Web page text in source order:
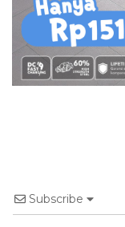
Subscribe